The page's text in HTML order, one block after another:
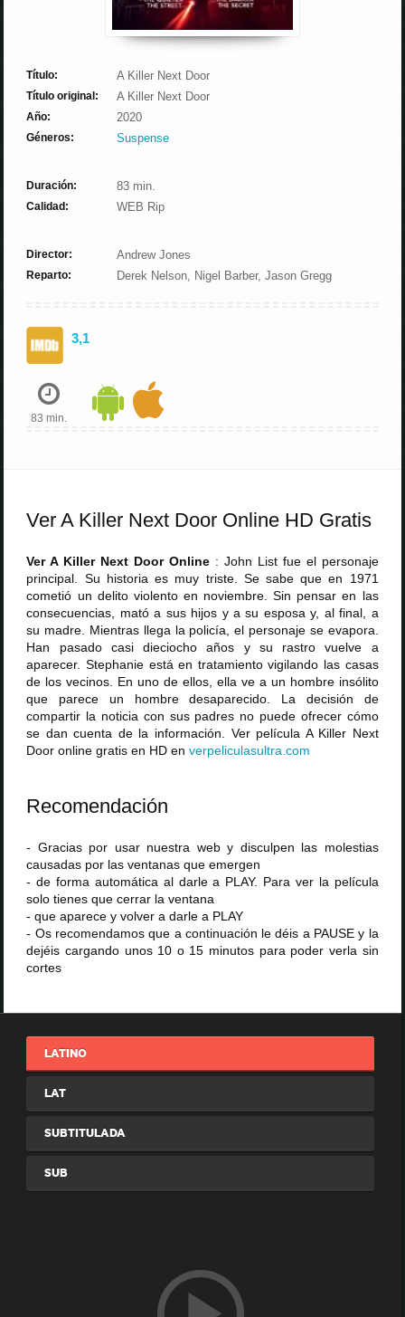
Título: A Killer Next Door
Título original: A Killer Next Door
Año: 2020
Géneros: Suspense
Duración: 83 min.
Calidad: WEB Rip
Director: Andrew Jones
Reparto: Derek Nelson, Nigel Barber, Jason Gregg
3,1
83 min.
Ver A Killer Next Door Online HD Gratis
Ver A Killer Next Door Online : John List fue el personaje
principal. Su historia es muy triste. Se sabe que en 1971
cometió un delito violento en noviembre. Sin pensar en las
consecuencias, mató a sus hijos y a su esposa y, al final, a
su madre. Mientras llega la policía, el personaje se evapora.
Han pasado casi dieciocho años y su rastro vuelve a
aparecer. Stephanie está en tratamiento vigilando las casas
de los vecinos. En uno de ellos, ella ve a un hombre insólito
que parece un hombre desaparecido. La decisión de
compartir la noticia con sus padres no puede ofrecer cómo
se dan cuenta de la información. Ver película A Killer Next
Door online gratis en HD enverpeliculasultra .com
Recomendación
- Gracias por usar nuestra web y disculpen las molestias
causadas por las ventanas que emergen
- de forma automática al darle a PLAY. Para ver la película
solo tienes que cerrar la ventana
- que aparece y volver a darle a PLAY
- Os recomendamos que a continuación le déis a PAUSE y la
dejéis cargando unos 10 o 15 minutos para poder verla sin
cortes
LATINO
LAT
SUBTITULADA
SUB